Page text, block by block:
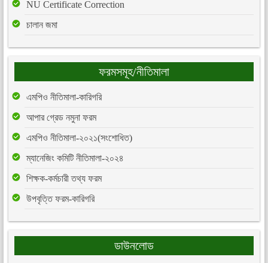
NU Certificate Correction
চালান জমা
ফরমসমূহ/নীতিমালা
এমপিও নীতিমালা-কারিগরি
আপার গ্রেড নমুনা ফরম
এমপিও নীতিমালা-২০২১(সংশোধিত)
ম্যানেজিং কমিটি নীতিমালা-২০২৪
শিক্ষক-কর্মচারী তথ্য ফরম
উপবৃত্তি ফরম-কারিগরি
ডাউনলোড